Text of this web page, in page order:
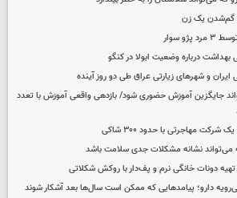
گم‌شدن یک زن
سوار
درباره وضعیت ابولا در کنگو
و شهرهای زیارتی عراق طی دو روز آینده
جایگزین آموزش حضوری شود/ بازدهی واقعی آموزش با تعدد
مهاجرتی با حدود ۳۰۰ شاکی
دونات خانگی نرم و پف‌دار با روکش شکلاتی
دارو؛ پیامدهایی که ممکن است سال‌ها بعد آشکار شوند